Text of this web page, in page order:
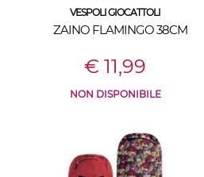
VESPOLI GIOCATTOLI
ZAINO FLAMINGO 38CM
€ 11,99
NON DISPONIBILE